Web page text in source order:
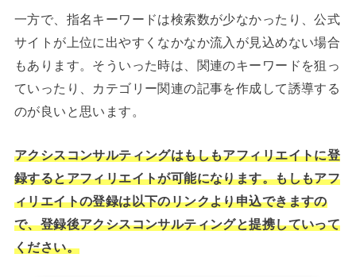
一方で、指名キーワードは検索数が少なかったり、公式
サイトが上位に出やすくなかなか流入が見込めない場合
もあります。そういった時は、関連のキーワードを狙っ
ていったり、カテゴリー関連の記事を作成して誘導する
のが良いと思います。
アクシスコンサルティングはもしもアフィリエイトに登
録するとアフィリエイトが可能になります。もしもアフ
ィリエイトの登録は以下のリンクより申込できますの
で、登録後アクシスコンサルティングと提携していって
ください。